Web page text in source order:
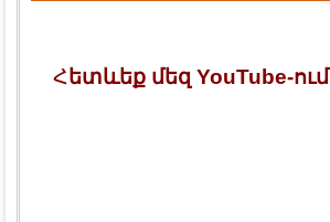
Հետևեք մեզ YouTube-ում